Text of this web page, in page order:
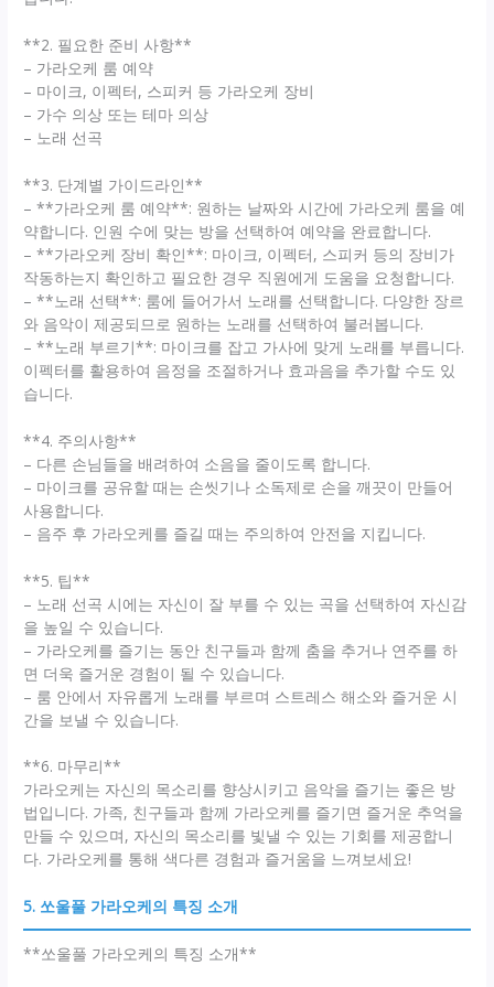
**2. 필요한 준비 사항**
– 가라오케 룸 예약
– 마이크, 이펙터, 스피커 등 가라오케 장비
– 가수 의상 또는 테마 의상
– 노래 선곡
**3. 단계별 가이드라인**
– **가라오케 룸 예약**: 원하는 날짜와 시간에 가라오케 룸을 예
약합니다. 인원 수에 맞는 방을 선택하여 예약을 완료합니다.
– **가라오케 장비 확인**: 마이크, 이펙터, 스피커 등의 장비가
작동하는지 확인하고 필요한 경우 직원에게 도움을 요청합니다.
– **노래 선택**: 룸에 들어가서 노래를 선택합니다. 다양한 장르
와 음악이 제공되므로 원하는 노래를 선택하여 불러봅니다.
– **노래 부르기**: 마이크를 잡고 가사에 맞게 노래를 부릅니다.
이펙터를 활용하여 음정을 조절하거나 효과음을 추가할 수도 있
습니다.
**4. 주의사항**
– 다른 손님들을 배려하여 소음을 줄이도록 합니다.
– 마이크를 공유할 때는 손씻기나 소독제로 손을 깨끗이 만들어
사용합니다.
– 음주 후 가라오케를 즐길 때는 주의하여 안전을 지킵니다.
**5. 팁**
– 노래 선곡 시에는 자신이 잘 부를 수 있는 곡을 선택하여 자신감
을 높일 수 있습니다.
– 가라오케를 즐기는 동안 친구들과 함께 춤을 추거나 연주를 하
면 더욱 즐거운 경험이 될 수 있습니다.
– 룸 안에서 자유롭게 노래를 부르며 스트레스 해소와 즐거운 시
간을 보낼 수 있습니다.
**6. 마무리**
가라오케는 자신의 목소리를 향상시키고 음악을 즐기는 좋은 방
법입니다. 가족, 친구들과 함께 가라오케를 즐기면 즐거운 추억을
만들 수 있으며, 자신의 목소리를 빛낼 수 있는 기회를 제공합니
다. 가라오케를 통해 색다른 경험과 즐거움을 느껴보세요!
5. 쏘울풀 가라오케의 특징 소개
**쏘울풀 가라오케의 특징 소개**